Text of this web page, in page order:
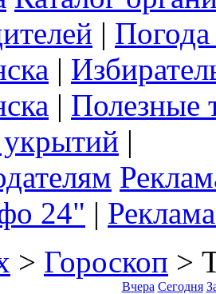
|
|
| Полезные
|
24" |
> Гороскоп >
Вчера Сегодня